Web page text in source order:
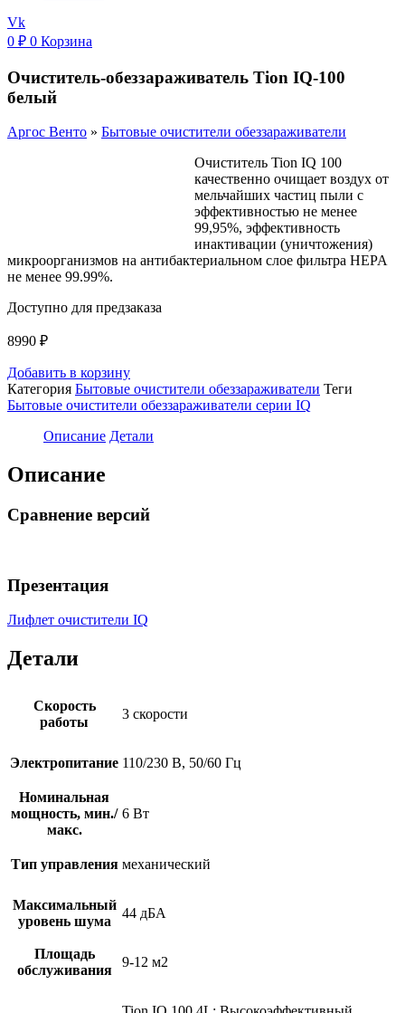
Vk
0 ₽ 0 Корзина
Очиститель-обеззараживатель Tion IQ-100
белый
Аргос Венто » Бытовые очистители обеззараживатели
Очиститель Tion IQ 100
качественно очищает воздух от
мельчайших частиц пыли с
эффективностью не менее
99,95%, эффективность
инактивации (уничтожения)
микроорганизмов на антибактериальном слое фильтра HEPA
не менее 99.99%.
Доступно для предзаказа
8990 ₽
Добавить в корзину
Категория Бытовые очистители обеззараживатели Теги
Бытовые очистители обеззараживатели серии IQ
Описание Детали
Описание
Сравнение версий
Презентация
Лифлет очистители IQ
Детали
Скорость
работы
3 скорости
Электропитание 110/230 В, 50/60 Гц
Номинальная
мощность, мин./
макс.
6 Вт
Тип управления механический
Максимальный
уровень шума
44 дБА
Площадь
обслуживания
9-12 м2